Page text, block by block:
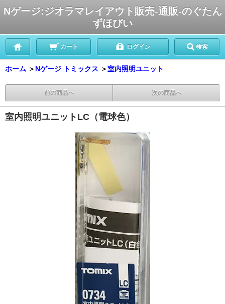
Nゲージ:ジオラマレイアウト販売-通販-のぐたん
ずほびい
カート ログイン 検索
ホーム ＞ Nゲージ トミックス ＞室内照明ユニット
前の商品へ 次の商品へ
室内照明ユニットLC（電球色）